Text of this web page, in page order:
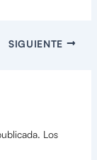
SIGUIENTE
Los